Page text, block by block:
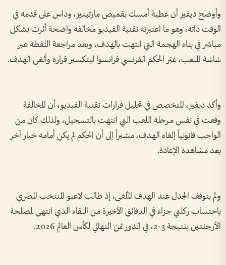
وأوضح ديفيز أن عطية أمسك بقميص مارتينيز، وداس على قدمه في
الوقت ذاته، وهو ما اعتبرته تقنية الفيديو مخالفة واضحة أثرت بشكل
مباشر في بناء الهجمة التي انتهت بالهدف، وبعد مراجعة اللقطة عبر
شاشة الملعب، غيّر الحكم الفرنسي فرانسوا ليتكسير قراره وألغى الهدف.
وأكد ديفيز، المتخصص في تحليل قرارات تقنية الفيديو، أن المخالفة
وقعت في نفس مرحلة اللعب التي انتهت بالتسجيل، ولذلك كان من
الواجب قانونياً إلغاء الهدف، مشيراً إلى أن الحكم لم يكن أمامه خيار آخر
بعد مشاهدة الإعادة.
ولم يتوقف الجدل عند الهدف المُلغى، إذ طالب لاعبو المنتخب المصري
باحتساب ركلتي جزاء في الدقائق الأخيرة من اللقاء الذي انتهى لمصلحة
الأرجنتين بنتيجة 3-2، في الدور ثمن النهائي لكأس العالم 2026.